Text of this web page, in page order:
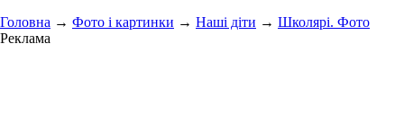
Головна → Фото і картинки → Наші діти → Школярі. Фото
Реклама